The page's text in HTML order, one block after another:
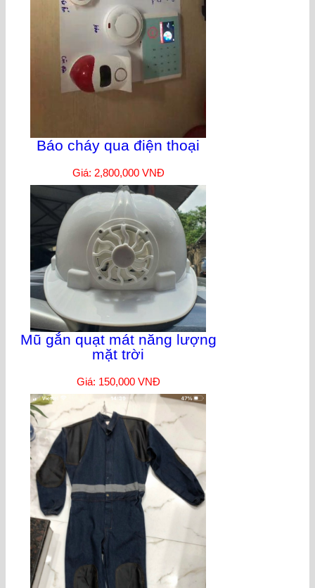
Báo cháy qua điện thoại
Giá: 2,800,000 VNĐ
Mũ gắn quạt mát năng lượng
mặt trời
Giá: 150,000 VNĐ